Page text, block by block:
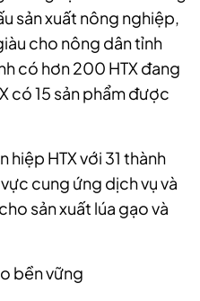
sản xuất nông nghiệp,
cho nông dân tỉnh
có hơn 200 HTX đang
có 15 sản phẩm được
hiệp HTX với 31 thành
cung ứng dịch vụ và
sản xuất lúa gạo và
bền vững